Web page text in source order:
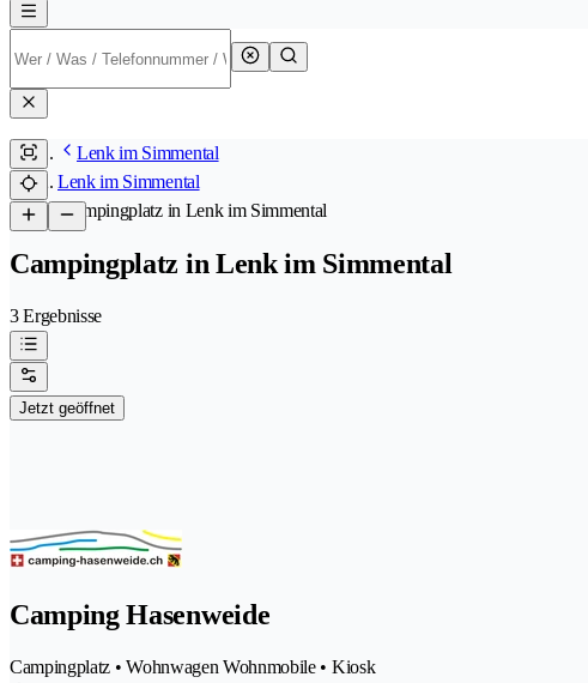
Lenk im Simmental
Lenk im Simmental
/Campingplatz in Lenk im Simmental
Campingplatz in Lenk im Simmental
3 Ergebnisse
Jetzt geöffnet
Camping Hasenweide
Campingplatz • Wohnwagen Wohnmobile • Kiosk